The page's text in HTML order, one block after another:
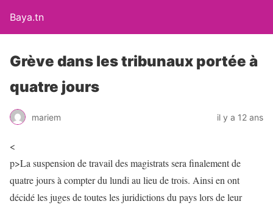
Baya.tn
Grève dans les tribunaux portée à
quatre jours
mariem il y a 12 ans
<
p>La suspension de travail des magistrats sera finalement de
quatre jours à compter du lundi au lieu de trois. Ainsi en ont
décidé les juges de toutes les juridictions du pays lors de leur